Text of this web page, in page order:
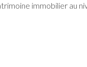
immobilier au